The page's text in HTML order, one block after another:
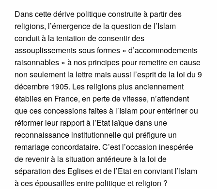
Dans cette dérive politique construite à partir des
religions, l’émergence de la question de l’Islam
conduit à la tentation de consentir des
assouplissements sous formes « d’accommodements
raisonnables » à nos principes pour remettre en cause
non seulement la lettre mais aussi l’esprit de la loi du 9
décembre 1905. Les religions plus anciennement
établies en France, en perte de vitesse, n’attendent
que ces concessions faites à l’Islam pour entériner ou
réformer leur rapport à l’Etat laïque dans une
reconnaissance institutionnelle qui préfigure un
remariage concordataire. C’est l’occasion inespérée
de revenir à la situation antérieure à la loi de
séparation des Eglises et de l’Etat en conviant l’Islam
à ces épousailles entre politique et religion ?